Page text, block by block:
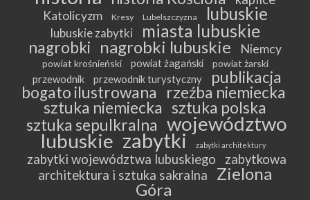
Katolicyzm Kresy Lubelszczyzna lubuskie
lubuskie zabytki miasta lubuskie
nagrobki nagrobki lubuskie Niemcy
powiat krośnieński powiat żagański powiat żarski
przewodnik przewodnik turystyczny
publikacja
bogato ilustrowana
rzeźba niemiecka
sztuka niemiecka sztuka polska
sztuka sepulkralna województwo
lubuskie zabytki zabytki architektury
zabytki województwa lubuskiego
zabytkowa
architektura i sztuka sakralna
Zielona
Góra